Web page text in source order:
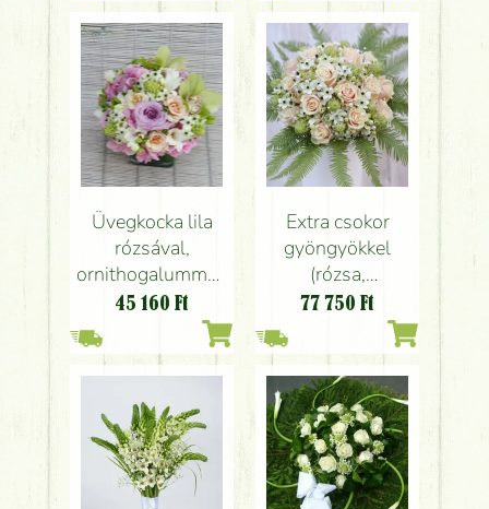
Üvegkocka lila
rózsával,
ornithogalummal,
orchideával (20
45 160 Ft
Extra csokor
gyöngyökkel
(rózsa,
ornithogallum,
ernyőpáfrány,
krém, fehér)
77 750 Ft